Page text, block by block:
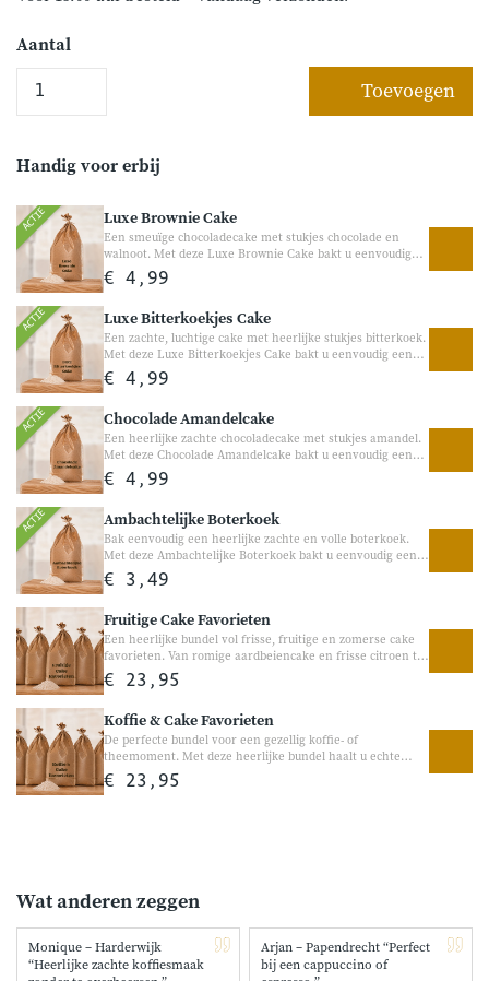
Aantal
Toevoegen
Handig voor erbij
ACTIE Luxe Brownie Cake
Een smeuïge chocoladecake met stukjes chocolade en
walnoot. Met deze Luxe Brownie Cake bakt u eenvoudig
een volle, rijke chocoladecake met echte chocoladestukjes,
amandel en walnoot. Perfect voor chocoladeliefhebbers en
traktatie tussendoor.
€ 4,99
ACTIE Luxe Bitterkoekjes Cake
Een zachte, luchtige cake met heerlijke stukjes bitterkoek.
Met deze Luxe Bitterkoekjes Cake bakt u eenvoudig een
heerlijke smeuïge cake met de warme smaak van echte
bitterkoekjes. Perfect voor bij de koffie, visite of als
€ 4,99
ACTIE Chocolade Amandelcake
Een heerlijke zachte chocoladecake met stukjes amandel.
Met deze Chocolade Amandelcake bakt u eenvoudig een
volle chocoladecake met een rijke smaak en heerlijke
stukjes amandel. Perfect voor chocoladeliefhebbers en
€ 4,99
ACTIE Ambachtelijke Boterkoek
Bak eenvoudig een heerlijke zachte en volle boterkoek.
Met deze Ambachtelijke Boterkoek bakt u eenvoudig een
heerlijke klassieke boterkoek met een rijke botersmaak en
zachte structuur. Perfect voor bij de koffie, visite of als
€ 3,49
Fruitige Cake Favorieten
Een heerlijke bundel vol frisse, fruitige en zomerse cake
favorieten. Van romige aardbeiencake en frisse citroen tot
appeltaart en bananenbrood, met deze bundel bakt u thuis
eenvoudig de lekkerste zoete traktaties. Perfect voor bij de
thuis. Vol fruitige smaken en heerlijke variatie voor iedere
thuisbakker. Frisse en fruitige bakfavorieten Perfect voor
gezellige bakmomenten thuis
€ 23,95
Koffie & Cake Favorieten
De perfecte bundel voor een gezellig koffie- of
theemoment. Met deze heerlijke bundel haalt u echte
Hollandse bakfavorieten in huis. Van ambachtelijke cake
en boterkoek tot stroopwafel en kruidkoek — heerlijk voor
€ 23,95
Wat anderen zeggen
Monique – Harderwijk
“Heerlijke zachte koffiesmaak
Arjan – Papendrecht “Perfect
bij een cappuccino of